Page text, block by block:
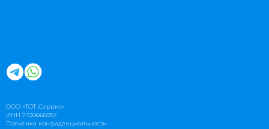
ООО «ТОТ-Сервис»
ИНН 7730668957
Политика конфиденциальности